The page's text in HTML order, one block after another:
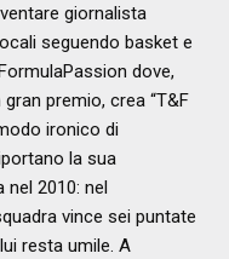
giornalista
seguendo basket e
dove,
premio, crea “T&F
ironico di
la sua
nel 2010: nel
vince sei puntate
resta umile. A